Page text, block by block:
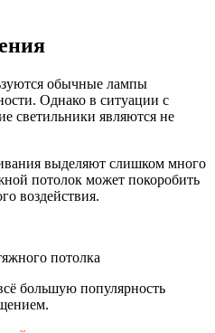
обычные лампы
Однако в ситуации с
светильники являются не
выделяют слишком много
потолок может покоробить
воздействия.
потолка
большую популярность